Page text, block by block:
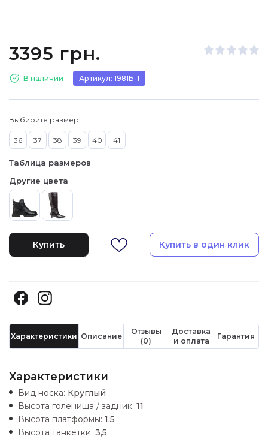
3395 грн.
В наличии Артикул: 1981Б-1
Выбирите размер
36 37 38 39 40 41
Таблица размеров
Другие цвета
Купить Купить в один клик
Характеристики Описание
Отзывы
(0)
Доставка
и оплата
Гарантия
Характеристики
Вид носка: Круглый
Высота голенища / задник: 11
Высота платформы: 1,5
Высота танкетки: 3,5